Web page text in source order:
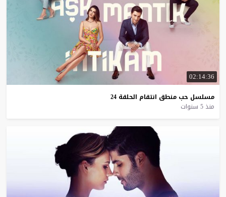
02:14:36
مسلسل حب منطق انتقام الحلقة 24
منذ 5 سنوات